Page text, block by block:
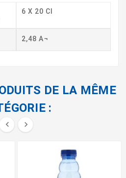
6 X 20 Cl
2,48 A¬
DE LA MÊME
:
 